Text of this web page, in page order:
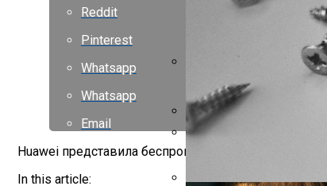
Насколько Близки
Горизонтальный
Reddit
Pinterest
Whatsapp
Whatsapp
Email
Huawei представила беспроводные наушники
In this article: